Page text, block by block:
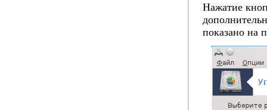
Нажатие
показано на